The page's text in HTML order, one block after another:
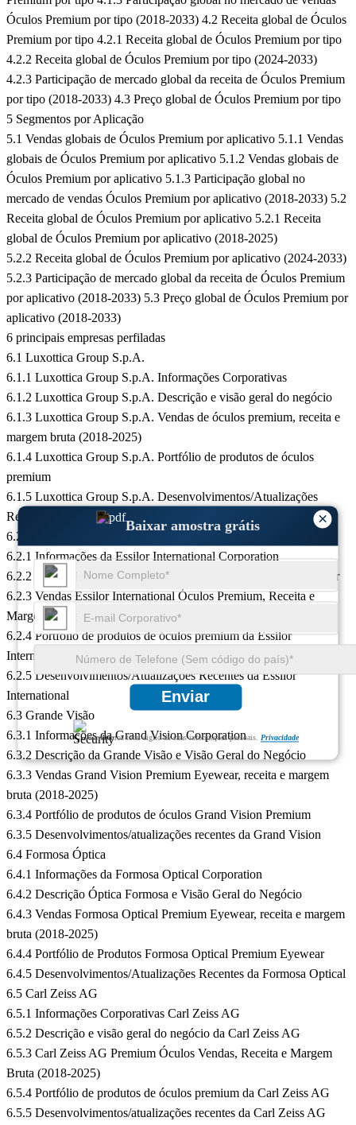
×
Baixar amostra grátis
Enviar
Garantimos total sigilo de suas informações pessoais. Privacidade
Óculos Premium por tipo (2018-2033) 4.2 Receita global de Óculos
Premium por tipo 4.2.1 Receita global de Óculos Premium por tipo
4.2.2 Receita global de Óculos Premium por tipo (2024-2033)
4.2.3 Participação de mercado global da receita de Óculos Premium
por tipo (2018-2033) 4.3 Preço global de Óculos Premium por tipo
5 Segmentos por Aplicação
5.1 Vendas globais de Óculos Premium por aplicativo 5.1.1 Vendas
globais de Óculos Premium por aplicativo 5.1.2 Vendas globais de
Óculos Premium por aplicativo 5.1.3 Participação global no
mercado de vendas Óculos Premium por aplicativo (2018-2033) 5.2
Receita global de Óculos Premium por aplicativo 5.2.1 Receita
global de Óculos Premium por aplicativo (2018-2025)
5.2.2 Receita global de Óculos Premium por aplicativo (2024-2033)
5.2.3 Participação de mercado global da receita de Óculos Premium
por aplicativo (2018-2033) 5.3 Preço global de Óculos Premium por
aplicativo (2018-2033)
6 principais empresas perfiladas
6.1 Luxottica Group S.p.A.
6.1.1 Luxottica Group S.p.A. Informações Corporativas
6.1.2 Luxottica Group S.p.A. Descrição e visão geral do negócio
6.1.3 Luxottica Group S.p.A. Vendas de óculos premium, receita e
margem bruta (2018-2025)
6.1.4 Luxottica Group S.p.A. Portfólio de produtos de óculos
premium
6.1.5 Luxottica Group S.p.A. Desenvolvimentos/Atualizações
Recentes
6.2 Essilor Internacional
6.2.1 Informações da Essilor International Corporation
6.2.2 Descrição Internacional e Visão Geral do Negócio da Essilor
6.2.3 Vendas Essilor International Óculos Premium, Receita e
Margem Bruta (2018-2025)
6.2.4 Portfólio de produtos de óculos premium da Essilor
International
6.2.5 Desenvolvimentos/Atualizações Recentes da Essilor
International
6.3 Grande Visão
6.3.1 Informações da Grand Vision Corporation
6.3.2 Descrição da Grande Visão e Visão Geral do Negócio
6.3.3 Vendas Grand Vision Premium Eyewear, receita e margem
bruta (2018-2025)
6.3.4 Portfólio de produtos de óculos Grand Vision Premium
6.3.5 Desenvolvimentos/atualizações recentes da Grand Vision
6.4 Formosa Óptica
6.4.1 Informações da Formosa Optical Corporation
6.4.2 Descrição Óptica Formosa e Visão Geral do Negócio
6.4.3 Vendas Formosa Optical Premium Eyewear, receita e margem
bruta (2018-2025)
6.4.4 Portfólio de Produtos Formosa Optical Premium Eyewear
6.4.5 Desenvolvimentos/Atualizações Recentes da Formosa Optical
6.5 Carl Zeiss AG
6.5.1 Informações Corporativas Carl Zeiss AG
6.5.2 Descrição e visão geral do negócio da Carl Zeiss AG
6.5.3 Carl Zeiss AG Premium Óculos Vendas, Receita e Margem
Bruta (2018-2025)
6.5.4 Portfólio de produtos de óculos premium da Carl Zeiss AG
6.5.5 Desenvolvimentos/atualizações recentes da Carl Zeiss AG